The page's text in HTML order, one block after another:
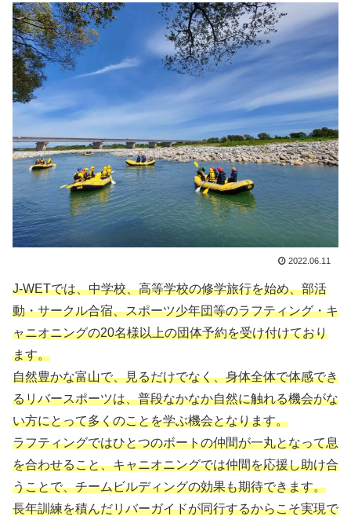
2022.06.11
J-WETでは、中学校、高等学校の修学旅行を始め、部活
動・サークル合宿、スポーツ少年団等のラフティング・キ
ャニオニングの20名様以上の団体予約を受け付けており
ます。
自然豊かな富山で、見るだけでなく、身体全体で体感でき
るリバースポーツは、普段なかなか自然に触れる機会がな
い方にとって多くのことを学ぶ機会となります。
ラフティングではひとつのボートの仲間が一丸となって息
を合わせること、キャニオニングでは仲間を応援し助け合
うことで、チームビルディングの効果も期待できます。
長年訓練を積んだリバーガイドが同行するからこそ実現で